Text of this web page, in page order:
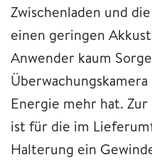
Zwischenladen und
einen geringen
Anwender kaum
Energie mehr hat.
ist für die im
Halterung ein